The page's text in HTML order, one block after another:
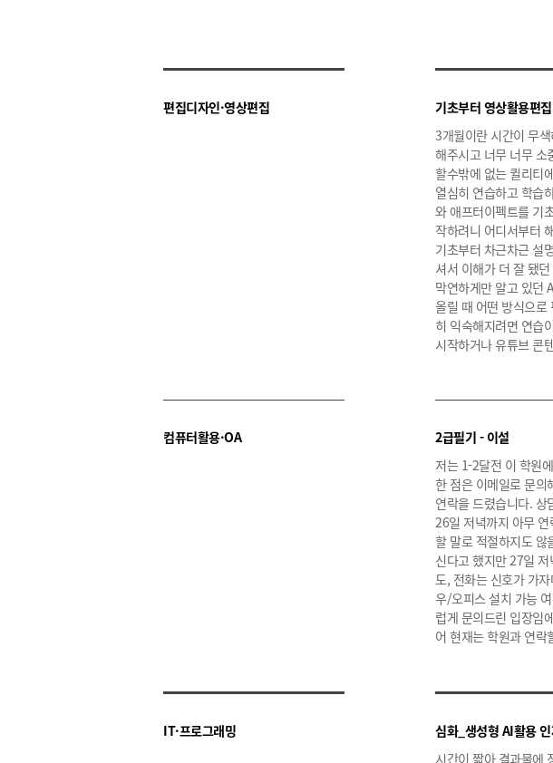
편집디자인·영상편집
기초부터 영상활용편
3개월이란 시간이 무
해주시고 너무 너무 소
할수밖에 없는 퀼리티
열심히 연습하고 학습
와 애프터이펙트를 기
작하려니 어디서부터
기초부터 차근차근 설
셔서 이해가 더 잘 됐
막연하게만 알고 있던
올릴 때 어떤 방식으로
히 익숙해지려면 연습
시작하거나 유튜브 콘
컴퓨터활용·OA
2급필기 - 이설
저는 1-2달전 이 학원
한 점은 이메일로 문의
연락을 드렸습니다. 상
26일 저녁까지 아무
할 말로 적절하지도 않
신다고 했지만 27일
도, 전화는 신호가 가
우/오피스 설치 가능
럽게 문의드린 입장임
어 현재는 학원과 연
IT·프로그래밍
심화_생성형 AI활용
시간이 짧아 결과물에